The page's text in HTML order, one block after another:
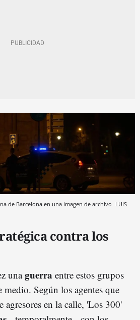
de Barcelona en una imagen de archivo LUIS
contra los
unaguerra entre estos grupos
medio. Según los agentes que
agresores en la calle, 'Los 300'